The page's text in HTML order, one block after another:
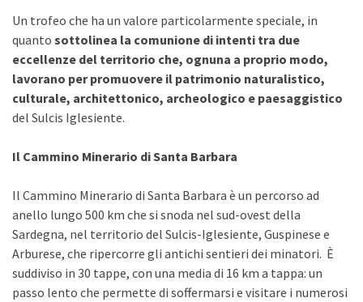
Un trofeo che ha un valore particolarmente speciale, in
quanto sottolinea la comunione di intenti tra due
eccellenze del territorio che, ognuna a proprio modo,
lavorano per promuovere il patrimonio naturalistico,
culturale, architettonico, archeologico e paesaggistico
del Sulcis Iglesiente.
Il Cammino Minerario di Santa Barbara
Il Cammino Minerario di Santa Barbara è un percorso ad
anello lungo 500 km che si snoda nel sud-ovest della
Sardegna, nel territorio del Sulcis-Iglesiente, Guspinese e
Arburese, che ripercorre gli antichi sentieri dei minatori. È
suddiviso in 30 tappe, con una media di 16 km a tappa: un
passo lento che permette di soffermarsi e visitare i numerosi